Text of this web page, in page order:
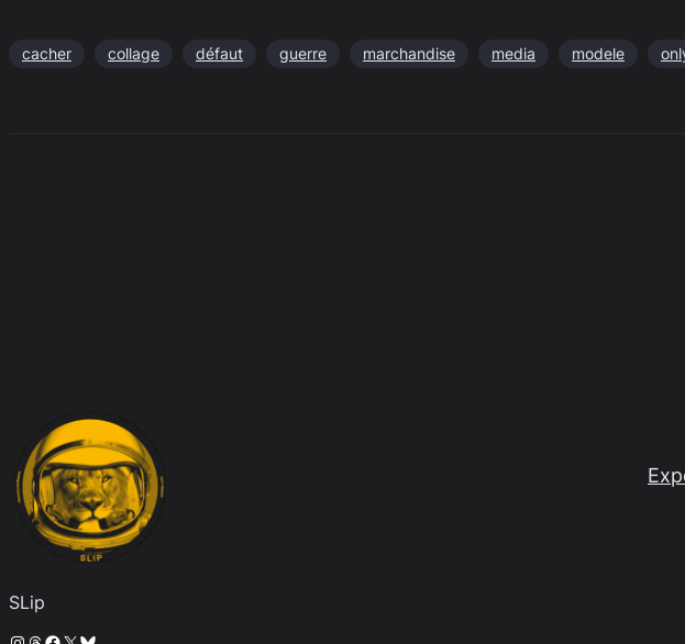
cacher collage défaut guerre marchandise media modele
SLip